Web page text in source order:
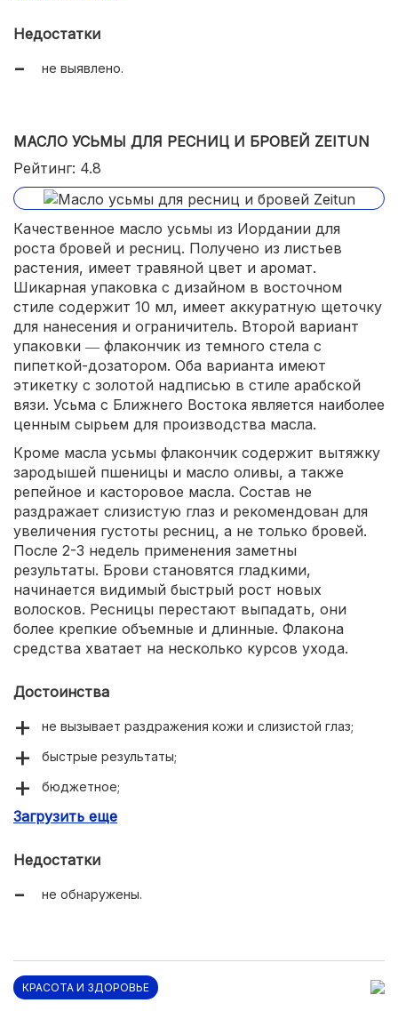
Недостатки
не выявлено.
МАСЛО УСЬМЫ ДЛЯ РЕСНИЦ И БРОВЕЙ ZEITUN
Рейтинг: 4.8
Качественное масло усьмы из Иордании для
роста бровей и ресниц. Получено из листьев
растения, имеет травяной цвет и аромат.
Шикарная упаковка с дизайном в восточном
стиле содержит 10 мл, имеет аккуратную щеточку
для нанесения и ограничитель. Второй вариант
упаковки ― флакончик из темного стела с
пипеткой-дозатором. Оба варианта имеют
этикетку с золотой надписью в стиле арабской
вязи. Усьма с Ближнего Востока является наиболее
ценным сырьем для производства масла.
Кроме масла усьмы флакончик содержит вытяжку
зародышей пшеницы и масло оливы, а также
репейное и касторовое масла. Состав не
раздражает слизистую глаз и рекомендован для
увеличения густоты ресниц, а не только бровей.
После 2-3 недель применения заметны
результаты. Брови становятся гладкими,
начинается видимый быстрый рост новых
волосков. Ресницы перестают выпадать, они
более крепкие объемные и длинные. Флакона
средства хватает на несколько курсов ухода.
Достоинства
не вызывает раздражения кожи и слизистой глаз;
быстрые результаты;
бюджетное;
экономичное;
Загрузить еще
Недостатки
не обнаружены.
КРАСОТА И ЗДОРОВЬЕ